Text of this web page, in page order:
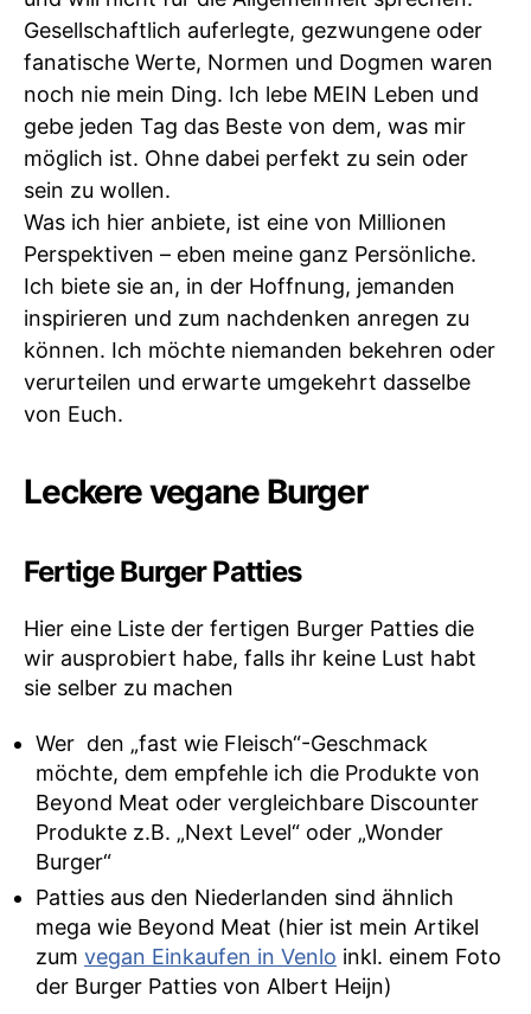
Gesellschaftlich auferlegte, gezwungene oder
fanatische Werte, Normen und Dogmen waren
noch nie mein Ding. Ich lebe MEIN Leben und
gebe jeden Tag das Beste von dem, was mir
möglich ist. Ohne dabei perfekt zu sein oder
sein zu wollen.
Was ich hier anbiete, ist eine von Millionen
Perspektiven – eben meine ganz Persönliche.
Ich biete sie an, in der Hoffnung, jemanden
inspirieren und zum nachdenken anregen zu
können. Ich möchte niemanden bekehren oder
verurteilen und erwarte umgekehrt dasselbe
von Euch.
Leckere vegane Burger
Fertige Burger Patties
Hier eine Liste der fertigen Burger Patties die
wir ausprobiert habe, falls ihr keine Lust habt
sie selber zu machen
Wer den „fast wie Fleisch“-Geschmack
möchte, dem empfehle ich die Produkte von
Beyond Meat oder vergleichbare Discounter
Produkte z.B. „Next Level“ oder „Wonder
Burger“
Patties aus den Niederlanden sind ähnlich
mega wie Beyond Meat (hier ist mein Artikel
zum vegan Einkaufen in Venlo inkl. einem Foto
der Burger Patties von Albert Heijn)